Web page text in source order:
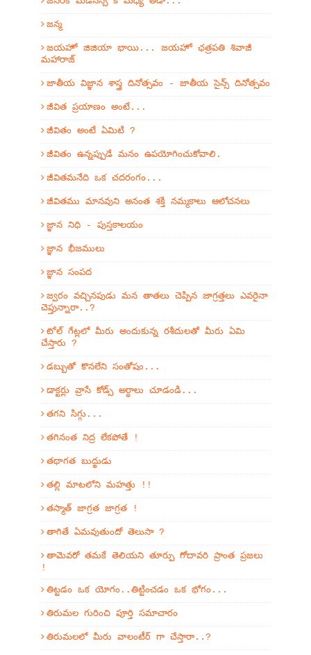
జన్మ
జయహో జిజియా భాయి... జయహో ఛత్రపతి శివాజీ
మహారాజ్
జాతీయ విజ్ఞాన శాస్త్ర దినోత్సవం - జాతీయ సైన్స్ దినోత్సవం
జీవిత ప్రయాణం అంటే...
జీవితం అంటే ఏమిటి ?
జీవితం ఉన్నప్పుడే మనం ఉపయోగించుకోవాలి.
జీవితమనేది ఒక చదరంగం...
జీవితము మానవుని అనంత శక్తి నమ్మకాలు ఆలోచనలు
జ్ఞాన నిధి - పుస్తకాలయం
జ్ఞాన భీజములు
జ్ఞాన సంపద
జ్వరం వచ్చినపుడు మన తాతలు చెప్పిన జాగ్రత్తలు ఎవరైనా
చెప్తున్నారా..?
టోల్ గేట్లలో మీరు అందుకున్న రశీదులతో మీరు ఏమి
చేస్తారు ?
డబ్బుతో కొనలేని సంతోషం...
డాక్టర్లు వ్రాసే కోడ్స్ అర్ధాలు చూడండి...
తగని సిగ్గు...
తగినంత నిద్ర లేకపోతే !
తథాగత బుద్థుడు
తల్లి మాటలోని మహత్తు !!
తస్మాత్ జాగ్రత జాగ్రత !
తాగితే ఏమవుతుందో తెలుసా ?
తామెవరో తమకే తెలియని తూర్పు గోదావరి ప్రాంత ప్రజలు
!
తిట్టడం ఒక యోగం..తిట్టించడం ఒక భోగం...
తిరుమల గురించి పూర్తి సమాచారం
తిరుమలలో మీరు వాలంటీర్ గా చేస్తారా..?